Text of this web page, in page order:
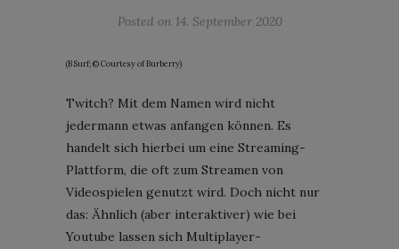
Posted on 14. September 2020
(B Surf; © Courtesy of Burberry)
Twitch? Mit dem Namen wird nicht
jedermann etwas anfangen können. Es
handelt sich hierbei um eine Streaming-
Plattform, die oft zum Streamen von
Videospielen genutzt wird. Doch nicht nur
das: Ähnlich (aber interaktiver) wie bei
Youtube lassen sich Multiplayer-